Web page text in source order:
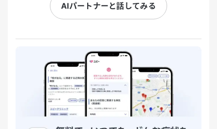
AIパートナーと話してみる